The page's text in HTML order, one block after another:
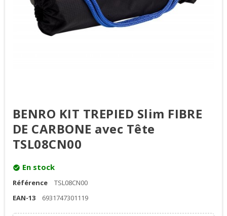
BENRO KIT TREPIED Slim FIBRE
DE CARBONE avec Tête
TSL08CN00
check_circle En stock
Référence
TSL08CN00
EAN-13
6931747301119